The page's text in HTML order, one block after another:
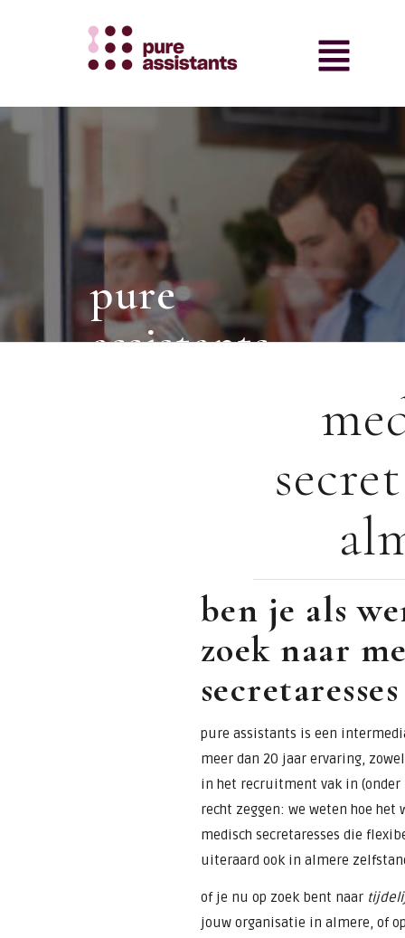
pure
assistants
assistants &
ben je als
zoek naar
pure assistants is een
meer dan 20 jaar ervaring,
in het recruitment vak in
recht zeggen: we weten hoe
medisch secretaresses die
uiteraard ook in almere
of je nu op zoek bent naar
jouw organisatie in almere, of